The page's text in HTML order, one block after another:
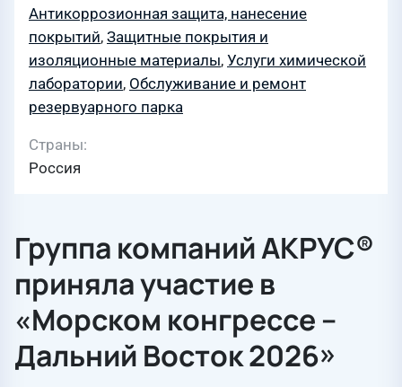
Антикоррозионная защита, нанесение
покрытий, Защитные покрытия и
изоляционные материалы, Услуги химической
лаборатории, Обслуживание и ремонт
резервуарного парка
Страны
Россия
Группа компаний АКРУС®
приняла участие в
«Морском конгрессе –
Дальний Восток 2026»